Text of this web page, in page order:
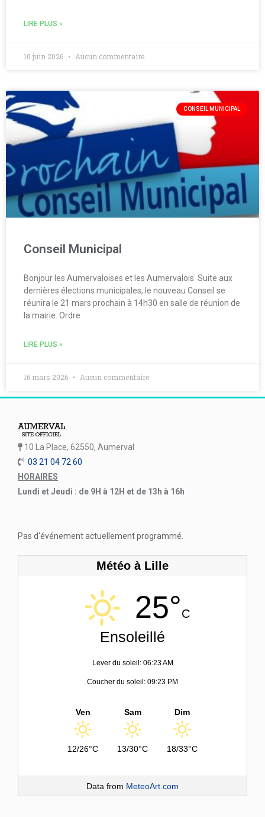
LIRE PLUS »
10 juin 2026 Aucun commentaire
CONSEIL MUNICIPAL
Conseil Municipal
Bonjour les Aumervaloises et les Aumervalois. Suite aux
dernières élections municipales, le nouveau Conseil se
réunira le 21 mars prochain à 14h30 en salle de réunion de
la mairie. Ordre
LIRE PLUS »
16 mars 2026 Aucun commentaire
10 La Place, 62550, Aumerval
03 21 04 72 60
HORAIRES
Lundi et Jeudi : de 9H à 12H et de 13h à 16h
Pas d'événement actuellement programmé.
Météo à Lille
25°C
Ensoleillé
Lever du soleil: 06:23 AM
Coucher du soleil: 09:23 PM
Ven
12/26°C
Sam
13/30°C
Dim
18/33°C
Data from MeteoArt.com